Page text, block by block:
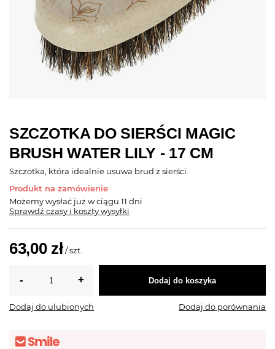
SZCZOTKA DO SIERŚCI MAGIC
BRUSH WATER LILY - 17 CM
Szczotka, która idealnie usuwa brud z sierści.
Produkt na zamówienie
Możemy wysłać już w ciągu 11 dni
Sprawdź czasy i koszty wysyłki
63,00 zł /szt.
Dodaj do koszyka
Dodaj do ulubionych Dodaj do porównania